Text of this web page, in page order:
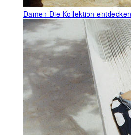
Damen Die Kollektion entdecken